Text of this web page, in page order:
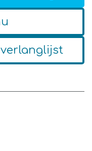
verlanglijst